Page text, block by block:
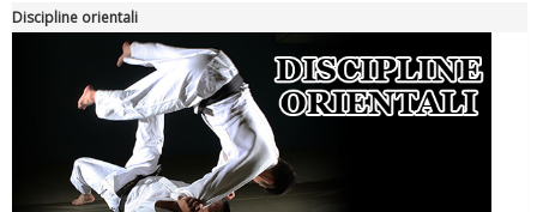
Luglio 2026: "Pensando con i piedi, si possono fare le
rivoluzioni"
Discipline orientali